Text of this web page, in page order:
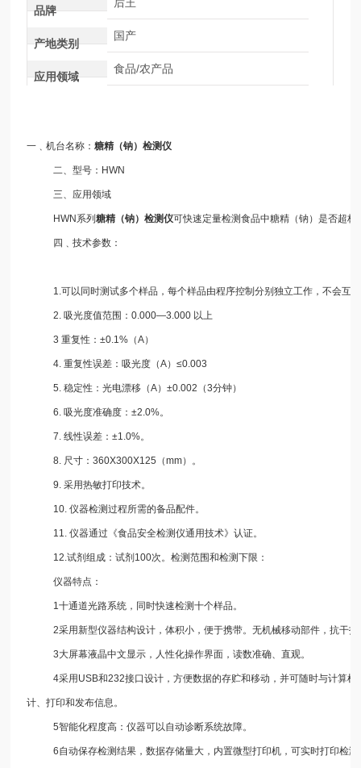
品牌
产地类别
国产
应用领域
食品/农产品
一﹑机台名称：糖精（钠）检测仪
二、型号：HWN
三、应用领域
HWN系列糖精（钠）检测仪可快速定量检测食品中糖精（钠）是否超标
四﹑技术参数：
1.可以同时测试多个样品，每个样品由程序控制分别独立工作，不会互
2. 吸光度值范围：0.000—3.000 以上
3 重复性：±0.1%（A）
4. 重复性误差：吸光度（A）≤0.003
5. 稳定性：光电漂移（A）±0.002（3分钟）
6. 吸光度准确度：±2.0%。
7. 线性误差：±1.0%。
8. 尺寸：360X300X125（mm）。
9. 采用热敏打印技术。
10. 仪器检测过程所需的备品配件。
11. 仪器通过《食品安全检测仪通用技术》认证。
12.试剂组成：试剂100次。检测范围和检测下限：
仪器特点：
1十通道光路系统，同时快速检测十个样品。
2采用新型仪器结构设计，体积小，便于携带。无机械移动部件，抗干扰
3大屏幕液晶中文显示，人性化操作界面，读数准确、直观。
4采用USB和232接口设计，方便数据的存贮和移动，并可随时与计算机
计、打印和发布信息。
5智能化程度高：仪器可以自动诊断系统故障。
6自动保存检测结果，数据存储量大，内置微型打印机，可实时打印检测